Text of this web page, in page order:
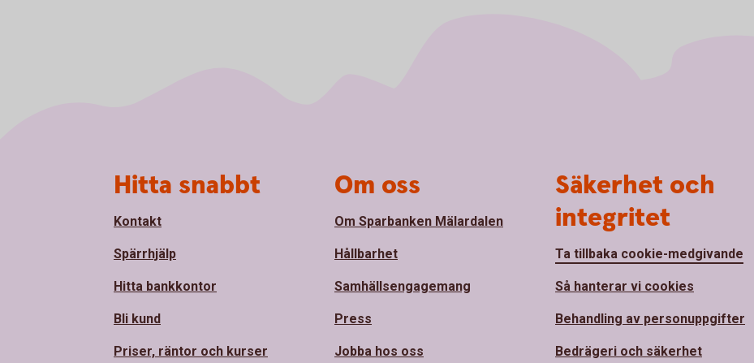
Hitta snabbt
Kontakt
Spärrhjälp
Hitta bankkontor
Bli kund
Priser, räntor och kurser
Om oss
Om Sparbanken Mälardalen
Hållbarhet
Samhällsengagemang
Press
Jobba hos oss
Säkerhet och
integritet
Ta tillbaka cookie-medgivande
Så hanterar vi cookies
Behandling av personuppgifter
Bedrägeri och säkerhet